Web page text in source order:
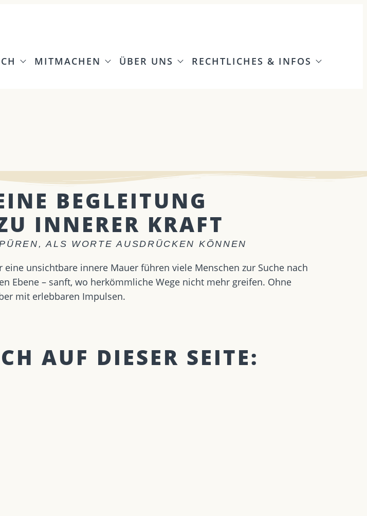
MITMACHEN ÜBER UNS RECHTLICHES & INFOS
BEGLEITUNG
INNERER KRAFT
ALS WORTE AUSDRÜCKEN KÖNNEN
unsichtbare innere Mauer führen viele Menschen zur Suche nach
Ebene – sanft, wo herkömmliche Wege nicht mehr greifen. Ohne
mit erlebbaren Impulsen.
AUF DIESER SEITE: